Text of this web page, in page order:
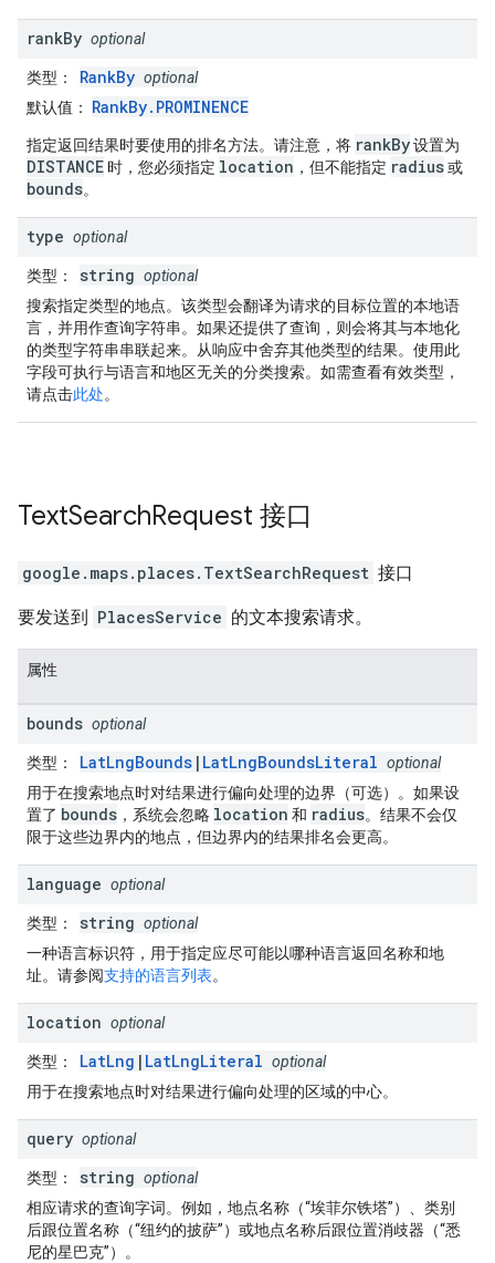
rankBy optional
类型 ： RankBy optional
默认值 ： RankBy.PROMINENCE
指定返回结果时要使用的排名方法。请注意，将 rankBy设置为
DISTANCE 时，您必须指定 location ，但不能指定 radius或
bounds。
type optional
类型 ： string optional
搜索指定类型的地点。该类型会翻译为请求的目标位置的本地语
言，并用作查询字符串。如果还提供了查询，则会将其与本地化
的类型字符串串联起来。从响应中舍弃其他类型的结果。使用此
字段可执行与语言和地区无关的分类搜索。如需查看有效类型，
请点击此处。
TextSearchRequest 接口
google.maps.places. TextSearchRequest 接口
要发送到 PlacesService 的文本搜索请求。
属性
bounds optional
类型 ： LatLngBounds | LatLngBoundsLiteral optional
用于在搜索地点时对结果进行偏向处理的边界（可选）。如果设
置了 bounds ，系统会忽略 location 和 radius。结果不会仅
限于这些边界内的地点，但边界内的结果排名会更高。
language optional
类型 ： string optional
一种语言标识符，用于指定应尽可能以哪种语言返回名称和地
址。请参阅支持的语言列表。
location optional
类型 ： LatLng | LatLngLiteral optional
用于在搜索地点时对结果进行偏向处理的区域的中心。
query optional
类型 ： string optional
相应请求的查询字词。例如，地点名称（“埃菲尔铁塔”）、类别
后跟位置名称（“纽约的披萨”）或地点名称后跟位置消歧器（“悉
尼的星巴克”）。